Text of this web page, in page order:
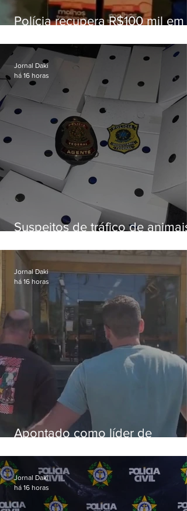
Polícia recupera R$100 mil em
Fluminense
Suspeitos de tráfico de animais
aves
Jornal Daki
há 16 horas
Apontado como líder de
aposentados é preso
Jornal Daki
há 16 horas
Jornal Daki
há 16 horas